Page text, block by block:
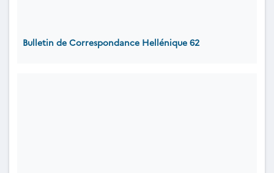
Bulletin de Correspondance Hellénique 62